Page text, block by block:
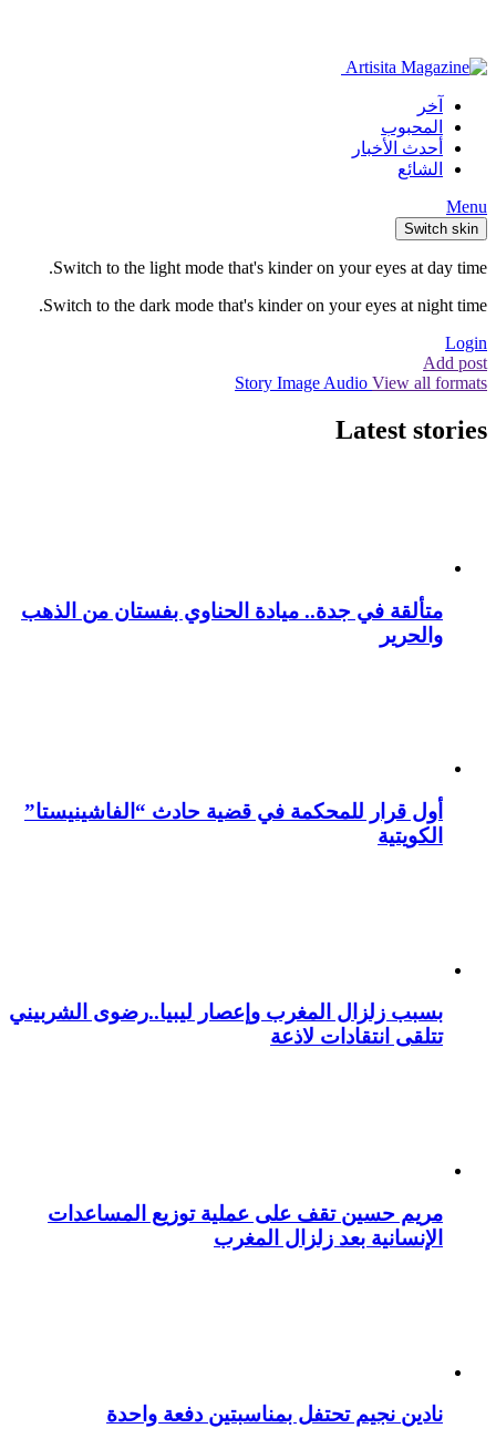
آخر
المحبوب
أحدث الأخبار
الشائع
Menu
Switch skin
Switch to the light mode that's kinder on your eyes at day time.
Switch to the dark mode that's kinder on your eyes at night time.
Login
Add post
Story Image Audio View all formats
Latest stories
متألقة في جدة.. ميادة الحناوي بفستان من الذهب
والحرير
أول قرار للمحكمة في قضية حادث “الفاشينيستا”
الكويتية
بسبب زلزال المغرب وإعصار ليبيا..رضوى الشربيني
تتلقى انتقادات لاذعة
مريم حسين تقف على عملية توزيع المساعدات
الإنسانية بعد زلزال المغرب
نادين نجيم تحتفل بمناسبتين دفعة واحدة